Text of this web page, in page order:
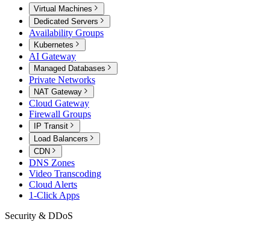
Virtual Machines
Dedicated Servers
Availability Groups
Kubernetes
AI Gateway
Managed Databases
Private Networks
NAT Gateway
Cloud Gateway
Firewall Groups
IP Transit
Load Balancers
CDN
DNS Zones
Video Transcoding
Cloud Alerts
1-Click Apps
Security & DDoS